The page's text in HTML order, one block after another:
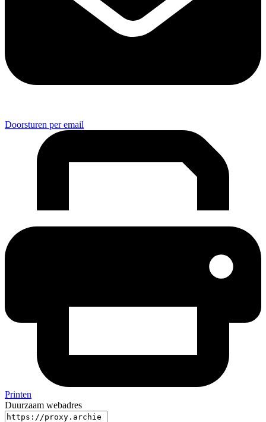
Doorsturen per email
Printen
Duurzaam webadres